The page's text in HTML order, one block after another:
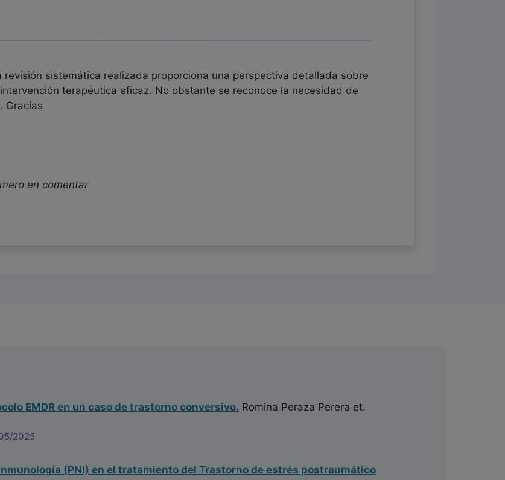
revisión sistemática realizada proporciona una perspectiva detallada sobre
terapéutica eficaz. No obstante se reconoce la necesidad de
Gracias
en comentar
EMDR en un caso de trastorno conversivo. Romina Peraza Perera et.
2025
(PNI) en el tratamiento del Trastorno de estrés postraumático